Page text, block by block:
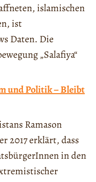
islamischen
ist
Daten. Die
„Salafiya“
und Politik – Bleibt
Ramason
2017 erklärt, dass
in den